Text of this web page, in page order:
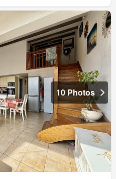
10 Photos